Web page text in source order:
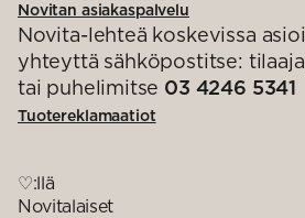
Novitan asiakaspalvelu
Novita-lehteä koskevissa
yhteyttä sähköpostitse:
tai puhelimitse 03 4246 5341
Tuotereklamaatiot
♡:llä
Novitalaiset